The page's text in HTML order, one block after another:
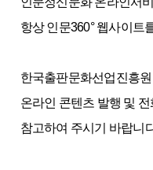
항상 인문360° 웹사이트
한국출판문화선업진흥
온라인 콘텐츠 발행 및
참고하여 주시기 바랍니